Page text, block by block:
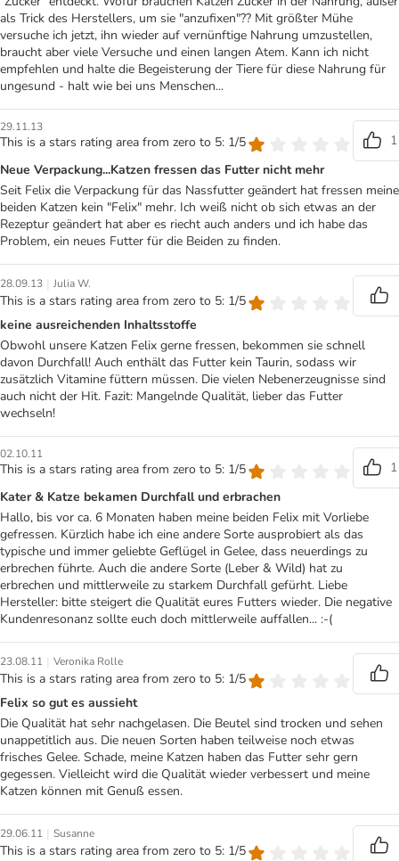
als Trick des Herstellers, um sie "anzufixen"?? Mit größter Mühe
versuche ich jetzt, ihn wieder auf vernünftige Nahrung umzustellen,
braucht aber viele Versuche und einen langen Atem. Kann ich nicht
empfehlen und halte die Begeisterung der Tiere für diese Nahrung für
ungesund - halt wie bei uns Menschen...
29.11.13
This is a stars rating area from zero to 5: 1/5
1
Neue Verpackung...Katzen fressen das Futter nicht mehr
Seit Felix die Verpackung für das Nassfutter geändert hat fressen meine
beiden Katzen kein "Felix" mehr. Ich weiß nicht ob sich etwas an der
Rezeptur geändert hat aber es riecht auch anders und ich habe das
Problem, ein neues Futter für die Beiden zu finden.
28.09.13 | Julia W.
This is a stars rating area from zero to 5: 1/5
keine ausreichenden Inhaltsstoffe
Obwohl unsere Katzen Felix gerne fressen, bekommen sie schnell
davon Durchfall! Auch enthält das Futter kein Taurin, sodass wir
zusätzlich Vitamine füttern müssen. Die vielen Nebenerzeugnisse sind
auch nicht der Hit. Fazit: Mangelnde Qualität, lieber das Futter
wechseln!
02.10.11
This is a stars rating area from zero to 5: 1/5
1
Kater & Katze bekamen Durchfall und erbrachen
Hallo, bis vor ca. 6 Monaten haben meine beiden Felix mit Vorliebe
gefressen. Kürzlich habe ich eine andere Sorte ausprobiert als das
typische und immer geliebte Geflügel in Gelee, dass neuerdings zu
erbrechen führte. Auch die andere Sorte (Leber & Wild) hat zu
erbrechen und mittlerweile zu starkem Durchfall gefürht. Liebe
Hersteller: bitte steigert die Qualität eures Futters wieder. Die negative
Kundenresonanz sollte euch doch mittlerweile auffallen... :-(
23.08.11 | Veronika Rolle
This is a stars rating area from zero to 5: 1/5
Felix so gut es aussieht
Die Qualität hat sehr nachgelasen. Die Beutel sind trocken und sehen
unappetitlich aus. Die neuen Sorten haben teilweise noch etwas
frisches Gelee. Schade, meine Katzen haben das Futter sehr gern
gegessen. Vielleicht wird die Qualität wieder verbessert und meine
Katzen können mit Genuß essen.
29.06.11 | Susanne
This is a stars rating area from zero to 5: 1/5